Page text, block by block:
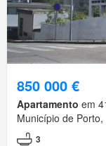
850 000 €
Apartamento em
Município de
3